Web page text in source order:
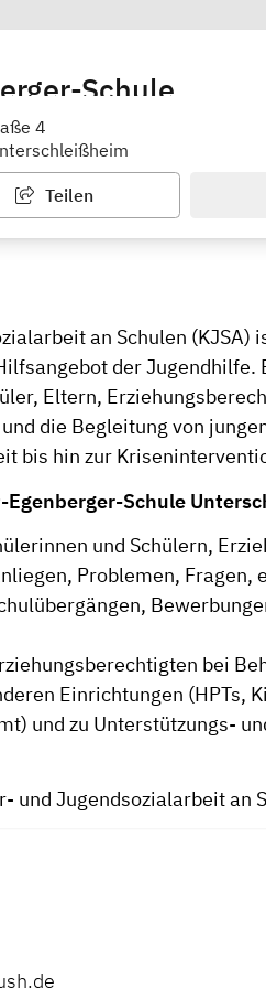
Schule
4
Teilen
an Schulen (KJSA)
der Jugendhilfe.
Eltern,
die Begleitung von
bis hin zur
Schule
und Schülern,
Problemen, Fragen,
bei
Einrichtungen (HPTs,
und zu Unterstützungs-
und Jugendsozialarbeit an